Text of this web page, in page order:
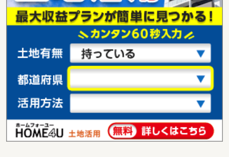
土地面積 752m²
鳥取県倉吉市海田西町２
価 格
3,600万円
住 所
鳥取県倉吉市海田西町２
用途地域 １種住居